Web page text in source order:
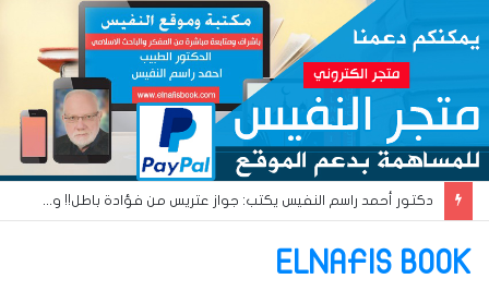
دكتور أحمد راسم النفيس يكتب: جواز عتريس من فؤادة باطل!! وجواز براقش من حُنين فاشل!!
ELNAFIS BOOK